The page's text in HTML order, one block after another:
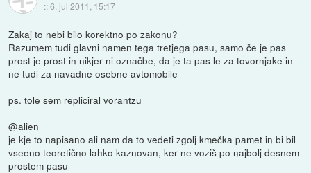
::6. jul 2011, 15:17
Zakaj to nebi bilo korektno po zakonu?
Razumem tudi glavni namen tega tretjega pasu, samo če je pas
prost je prost in nikjer ni označbe, da je ta pas le za tovornjake in
ne tudi za navadne osebne avtomobile
ps. tole sem repliciral vorantzu
@alien
je kje to napisano ali nam da to vedeti zgolj kmečka pamet in bi bil
vseeno teoretično lahko kaznovan, ker ne voziš po najbolj desnem
prostem pasu